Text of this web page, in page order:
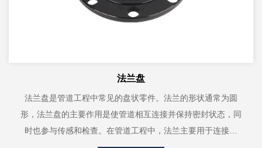
法兰盘
法兰盘是管道工程中常见的盘状零件。法兰的形状通常为圆
形，法兰盘的主要作用是使管道相互连接并保持密封状态，同
时也参与传感和检查。在管道工程中，法兰主要用于连接管